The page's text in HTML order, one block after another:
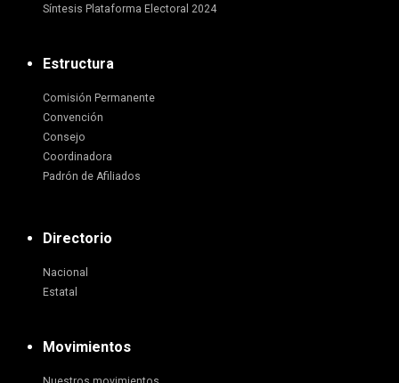
Síntesis Plataforma Electoral 2024
Estructura
Comisión Permanente
Convención
Consejo
Coordinadora
Padrón de Afiliados
Directorio
Nacional
Estatal
Movimientos